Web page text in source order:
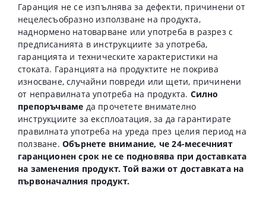
Гаранция не се изпълнява за дефекти, причинени от
нецелесъобразно използване на продукта,
наднормено натоварване или употреба в разрез с
предписанията в инструкциите за употреба,
гаранцията и техническите характеристики на
стоката. Гаранцията на продуктите не покрива
износване, случайни повреди или щети, причинени
от неправилната употреба на продукта. Силно
препоръчваме да прочетете внимателно
инструкциите за експлоатация, за да гарантирате
правилната употреба на уреда през целия период на
ползване. Обърнете внимание, че 24-месечният
гаранционен срок не се подновява при доставката
на заменения продукт. Той важи от доставката на
първоначалния продукт.